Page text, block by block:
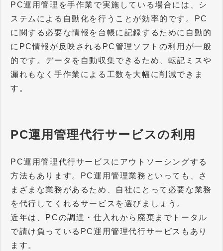
PC運用管理を手作業で実施している場合には、シ
ステムによる自動化を行うことが効率的です。PC
に関する必要な情報を台帳に記録するために自動的
にPC情報が反映されるPC管理ソフトの利用が一般
的です。データを自動収集できるため、転記ミスや
漏れもなく手作業による工数を大幅に削減できま
す。
PC運用管理代行サービスの利用
PC運用管理代行サービスにアウトソーシングする
方法もあります。PC運用管理業務といっても、さ
まざまな業務があるため、自社にとって必要な業務
を代行してくれるサービスを選びましょう。
近年は、PCの調達・仕入れから廃棄までトータル
で請け負っているPC運用管理代行サービスもあり
ます。